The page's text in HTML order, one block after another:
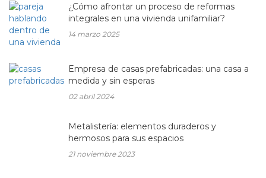
¿Cómo afrontar un proceso de reformas
integrales en una vivienda unifamiliar?
14 marzo 2025
Empresa de casas prefabricadas: una casa a
medida y sin esperas
02 abril 2024
Metalistería: elementos duraderos y
hermosos para sus espacios
21 noviembre 2023